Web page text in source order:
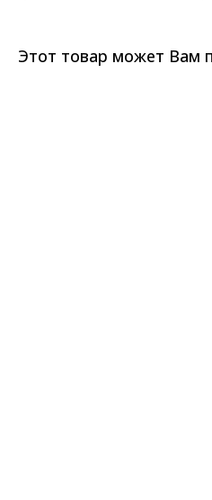
Этот товар может Вам